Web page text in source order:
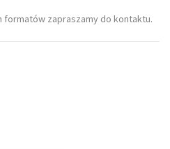
formatów zapraszamy do kontaktu.